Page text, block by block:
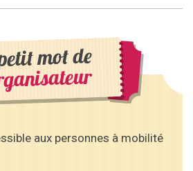
mot de
aux personnes à mobilité